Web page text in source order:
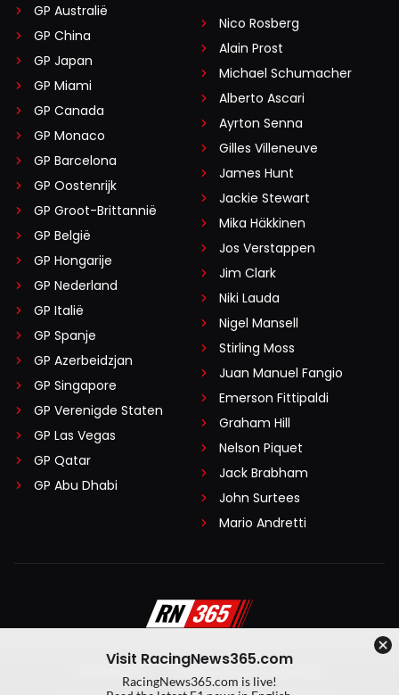
GP Australië
GP China
GP Japan
GP Miami
GP Canada
GP Monaco
GP Barcelona
GP Oostenrijk
GP Groot-Brittannië
GP België
GP Hongarije
GP Nederland
GP Italië
GP Spanje
GP Azerbeidzjan
GP Singapore
GP Verenigde Staten
GP Las Vegas
GP Qatar
GP Abu Dhabi
Nico Rosberg
Alain Prost
Michael Schumacher
Alberto Ascari
Ayrton Senna
Gilles Villeneuve
James Hunt
Jackie Stewart
Mika Häkkinen
Jos Verstappen
Jim Clark
Niki Lauda
Nigel Mansell
Stirling Moss
Juan Manuel Fangio
Emerson Fittipaldi
Graham Hill
Nelson Piquet
Jack Brabham
John Surtees
Mario Andretti
Algemene voorwaarden
Visit RacingNews365.com
RacingNews365.com is live!